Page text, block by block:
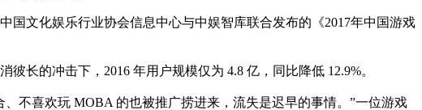
文化娱乐行业协会信息中心与中娱智库联合发布的《2017年中国游戏
长的冲击下，2016 年用户规模仅为 4.8 亿，同比降低 12.9%。
不喜欢玩 MOBA 的也被推广捞进来，流失是迟早的事情。”一位游戏